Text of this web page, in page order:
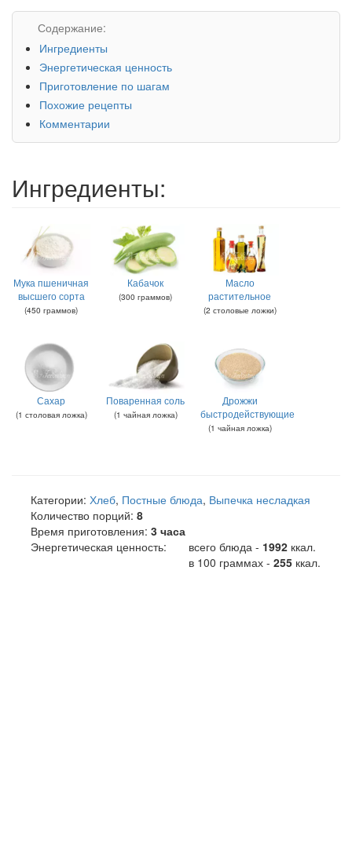
Содержание:
Ингредиенты
Энергетическая ценность
Приготовление по шагам
Похожие рецепты
Комментарии
Ингредиенты:
Мука пшеничная
высшего сорта
(450 граммов)
Кабачок
(300 граммов)
Масло
растительное
(2 столовые ложки)
Сахар
(1 столовая ложка)
Поваренная соль
(1 чайная ложка)
Дрожжи
быстродействующие
(1 чайная ложка)
Категории: Хлеб, Постные блюда, Выпечка несладкая
Количество порций: 8
Время приготовления: 3 часа
Энергетическая ценность:
всего блюда - 1992 ккал.
в 100 граммах - 255 ккал.